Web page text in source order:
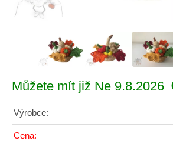
Můžete mít již Ne 9.8.2026
Výrobce:
Cena: